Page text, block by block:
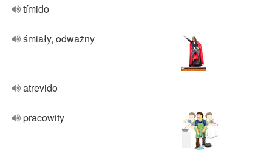
tímido
śmiały, odważny
atrevido
pracowity